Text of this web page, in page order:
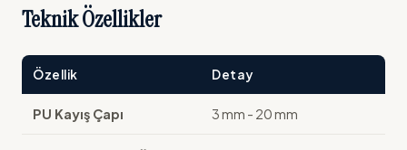
Teknik Özellikler
Özellik Detay
PU Kayış Çapı 3 mm - 20 mm